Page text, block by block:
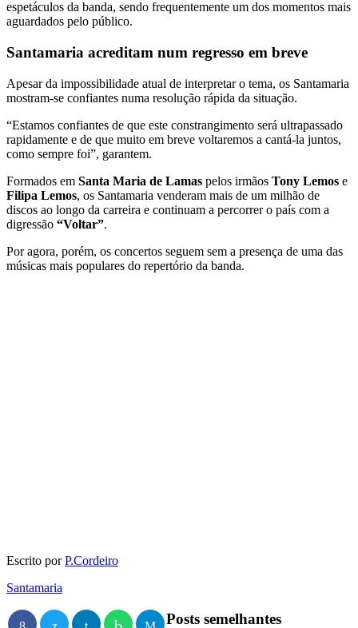
espetáculos da banda, sendo frequentemente um dos momentos mais
aguardados pelo público.
Santamaria acreditam num regresso em breve
Apesar da impossibilidade atual de interpretar o tema, os Santamaria
mostram-se confiantes numa resolução rápida da situação.
“Estamos confiantes de que este constrangimento será ultrapassado
rapidamente e de que muito em breve voltaremos a cantá-la juntos,
como sempre foi”, garantem.
Formados em Santa Maria de Lamas pelos irmãos Tony Lemos e
Filipa Lemos, os Santamaria venderam mais de um milhão de
discos ao longo da carreira e continuam a percorrer o país com a
digressão “Voltar”.
Por agora, porém, os concertos seguem sem a presença de uma das
músicas mais populares do repertório da banda.
Escrito porP.Cordeiro
Santamaria
Posts semelhantes